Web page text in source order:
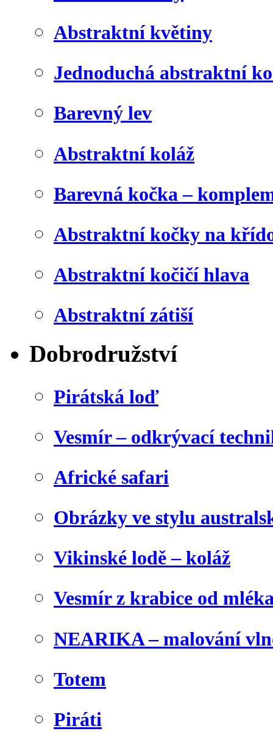
Abstraktní květiny
Jednoduchá abstraktní
Barevný lev
Abstraktní koláž
Barevná kočka –
Abstraktní kočky na
Abstraktní kočičí hlava
Abstraktní zátiší
Dobrodružství
Pirátská loď
Vesmír – odkrývací
Africké safari
Obrázky ve stylu
Vikinské lodě – koláž
Vesmír z krabice od
NEARIKA – malování
Totem
Piráti